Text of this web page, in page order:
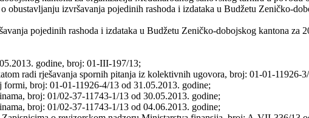
izvršavanja pojedinih rashoda i izdataka u Budžetu Zeničko-
pojedinih rashoda i izdataka u Budžetu Zeničko-dobojskog kantona za
godine, broj: 01-III-197/13;
radi rješavanja spornih pitanja iz kolektivnih ugovora, broj: 01-01-11926-
broj: 01-01-11926-4/13 od 31.05.2013. godine;
broj: 01/02-37-11743-1/13 od 30.05.2013. godine;
broj: 01/02-37-11743-1/13 od 04.06.2013. godine;